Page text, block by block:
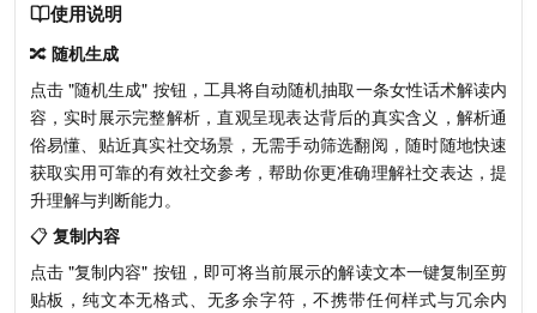
使用说明
🔀 随机生成
点击 "随机生成" 按钮，工具将自动随机抽取一条女性话术解读内
容，实时展示完整解析，直观呈现表达背后的真实含义，解析通
俗易懂、贴近真实社交场景，无需手动筛选翻阅，随时随地快速
获取实用可靠的有效社交参考，帮助你更准确理解社交表达，提
升理解与判断能力。
📋 复制内容
点击 "复制内容" 按钮，即可将当前展示的解读文本一键复制至剪
贴板，纯文本无格式、无多余字符，不携带任何样式与冗余内